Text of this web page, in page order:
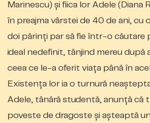
Marinescu) şi fiica lor Adele (Diana
în preajma vârstei de 40 de ani, cu
doi părinţi par să fie într-o căutare
ideal nedefinit, tânjind mereu după
ceea ce le-a oferit viaţa până în
Existenţa lor ia o turnură
Adele, tânără studentă, anunţă că
poveste de dragoste şi aşteaptă